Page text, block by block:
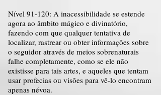
Nível 91-120: A inacessibilidade se estende
agora ao âmbito mágico e divinatório,
fazendo com que qualquer tentativa de
localizar, rastrear ou obter informações sobre
o seguidor através de meios sobrenaturais
falhe completamente, como se ele não
existisse para tais artes, e aqueles que tentam
usar profecias ou visões para vê-lo encontram
apenas névoa.